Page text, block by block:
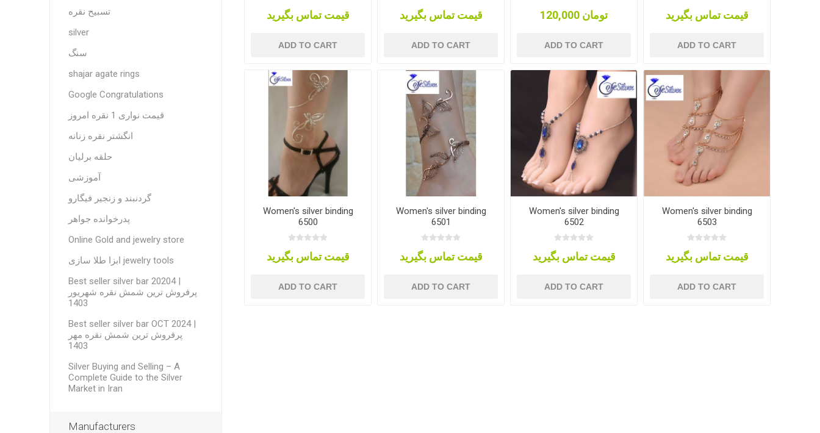
قیمت تماس بگیرید
ADD TO CART
قیمت تماس بگیرید
ADD TO CART
120,000 تومان
ADD TO CART
قیمت تماس بگیرید
ADD TO CART
Women's silver binding
6500
قیمت تماس بگیرید
ADD TO CART
Women's silver binding
6501
قیمت تماس بگیرید
ADD TO CART
Women's silver binding
6502
قیمت تماس بگیرید
ADD TO CART
Women's silver binding
6503
قیمت تماس بگیرید
ADD TO CART
تسبیح نقره
silver
سنگ
shajar agate rings
Google Congratulations
قیمت نواری 1 نقره امروز
انگشتر نقره زنانه
حلقه برلیان
آموزشی
گردنبند و زنجیر فیگارو
پدرخوانده جواهر
Online Gold and jewelry store
ابزا طلا سازی jewelry tools
Best seller silver bar 20204 |
پرفروش ترین شمش نقره شهریور
1403
Best seller silver bar OCT 2024 |
پرفروش ترین شمش نقره مهر
1403
Silver Buying and Selling – A
Complete Guide to the Silver
Market in Iran
Manufacturers